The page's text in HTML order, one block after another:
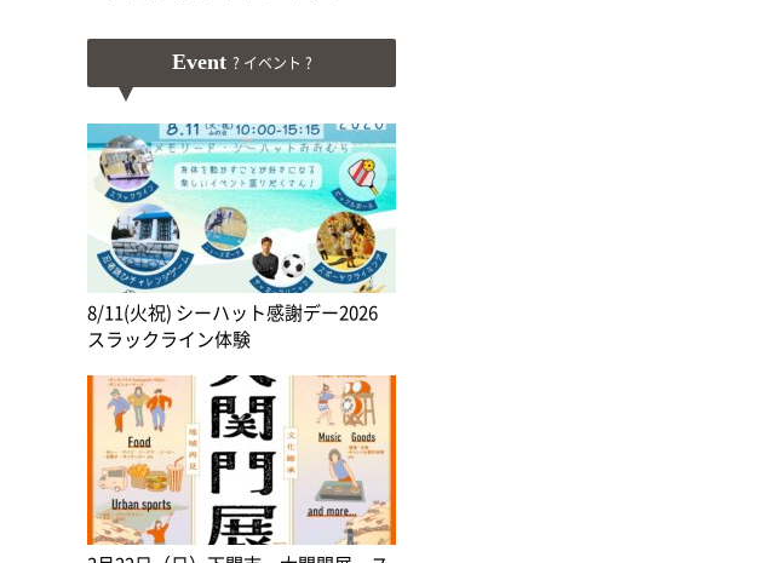
Event ? イベント ?
8/11(火祝) シーハット感謝デー2026
スラックライン体験